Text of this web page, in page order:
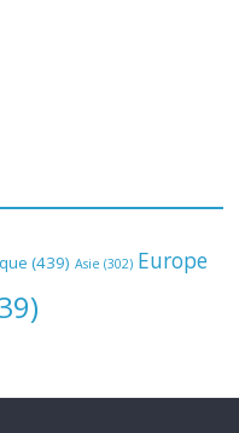
(439) Asie (302) Europe